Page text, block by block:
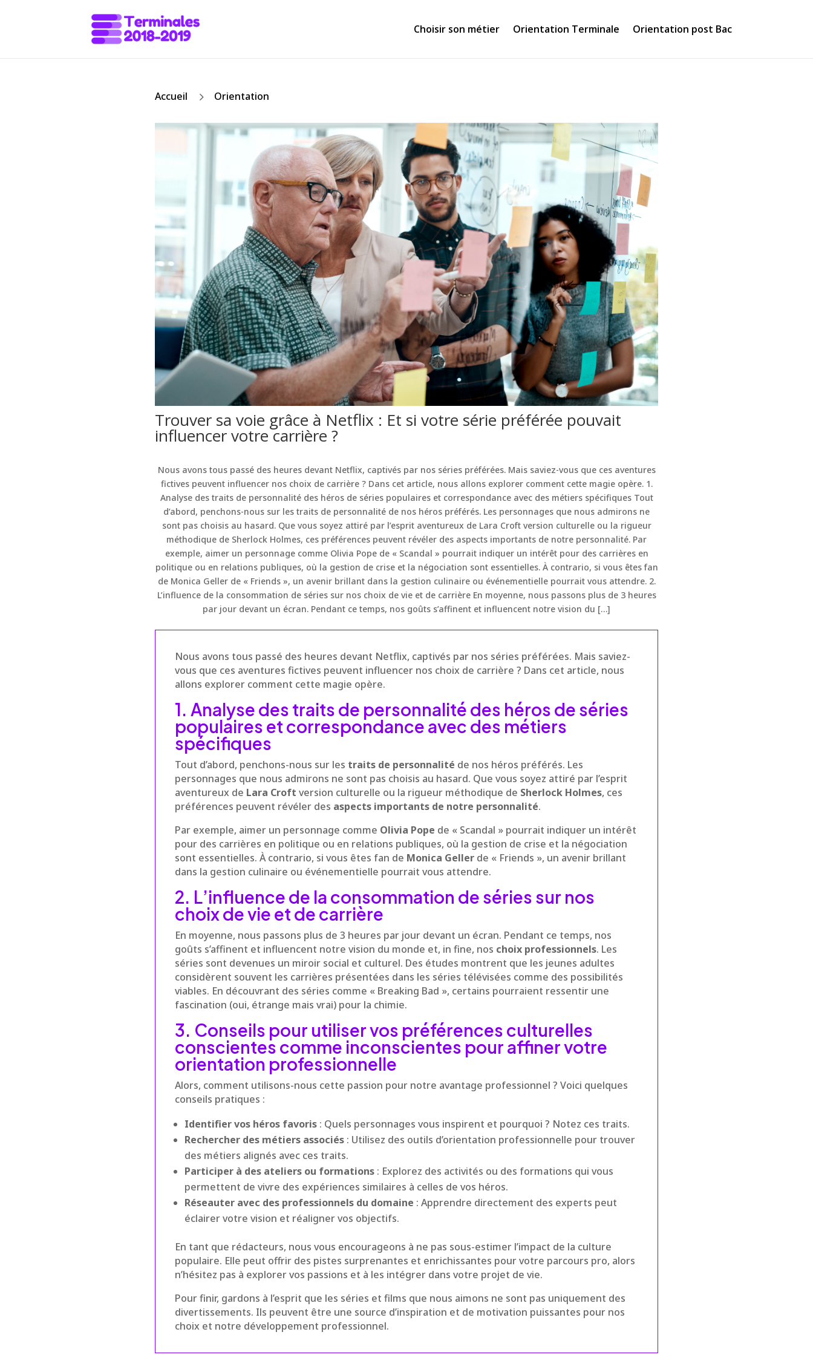
Choisir son métier Orientation Terminale Orientation post Bac
Accueil 5 Orientation
Trouver sa voie grâce à Netflix : Et si votre série préférée pouvait
influencer votre carrière ?
Nous avons tous passé des heures devant Netflix, captivés par nos séries préférées. Mais saviez-vous que ces aventures
fictives peuvent influencer nos choix de carrière ? Dans cet article, nous allons explorer comment cette magie opère. 1.
Analyse des traits de personnalité des héros de séries populaires et correspondance avec des métiers spécifiques Tout
d’abord, penchons-nous sur les traits de personnalité de nos héros préférés. Les personnages que nous admirons ne
sont pas choisis au hasard. Que vous soyez attiré par l’esprit aventureux de Lara Croft version culturelle ou la rigueur
méthodique de Sherlock Holmes, ces préférences peuvent révéler des aspects importants de notre personnalité. Par
exemple, aimer un personnage comme Olivia Pope de « Scandal » pourrait indiquer un intérêt pour des carrières en
politique ou en relations publiques, où la gestion de crise et la négociation sont essentielles. À contrario, si vous êtes fan
de Monica Geller de « Friends », un avenir brillant dans la gestion culinaire ou événementielle pourrait vous attendre. 2.
L’influence de la consommation de séries sur nos choix de vie et de carrière En moyenne, nous passons plus de 3 heures
par jour devant un écran. Pendant ce temps, nos goûts s’affinent et influencent notre vision du […]
Nous avons tous passé des heures devant Netflix, captivés par nos séries préférées. Mais saviez-
vous que ces aventures fictives peuvent influencer nos choix de carrière ? Dans cet article, nous
allons explorer comment cette magie opère.
1. Analyse des traits de personnalité des héros de séries
populaires et correspondance avec des métiers
spécifiques
Tout d’abord, penchons-nous sur les traits de personnalité de nos héros préférés. Les
personnages que nous admirons ne sont pas choisis au hasard. Que vous soyez attiré par l’esprit
aventureux de Lara Croft version culturelle ou la rigueur méthodique de Sherlock Holmes, ces
préférences peuvent révéler des aspects importants de notre personnalité.
Par exemple, aimer un personnage comme Olivia Pope de « Scandal » pourrait indiquer un intérêt
pour des carrières en politique ou en relations publiques, où la gestion de crise et la négociation
sont essentielles. À contrario, si vous êtes fan de Monica Geller de « Friends », un avenir brillant
dans la gestion culinaire ou événementielle pourrait vous attendre.
2. L’influence de la consommation de séries sur nos
choix de vie et de carrière
En moyenne, nous passons plus de 3 heures par jour devant un écran. Pendant ce temps, nos
goûts s’affinent et influencent notre vision du monde et, in fine, nos choix professionnels. Les
séries sont devenues un miroir social et culturel. Des études montrent que les jeunes adultes
considèrent souvent les carrières présentées dans les séries télévisées comme des possibilités
viables. En découvrant des séries comme « Breaking Bad », certains pourraient ressentir une
fascination (oui, étrange mais vrai) pour la chimie.
3. Conseils pour utiliser vos préférences culturelles
conscientes comme inconscientes pour affiner votre
orientation professionnelle
Alors, comment utilisons-nous cette passion pour notre avantage professionnel ? Voici quelques
conseils pratiques :
Identifier vos héros favoris : Quels personnages vous inspirent et pourquoi ? Notez ces traits.
Rechercher des métiers associés : Utilisez des outils d’orientation professionnelle pour trouver
des métiers alignés avec ces traits.
Participer à des ateliers ou formations : Explorez des activités ou des formations qui vous
permettent de vivre des expériences similaires à celles de vos héros.
Réseauter avec des professionnels du domaine : Apprendre directement des experts peut
éclairer votre vision et réaligner vos objectifs.
En tant que rédacteurs, nous vous encourageons à ne pas sous-estimer l’impact de la culture
populaire. Elle peut offrir des pistes surprenantes et enrichissantes pour votre parcours pro, alors
n’hésitez pas à explorer vos passions et à les intégrer dans votre projet de vie.
Pour finir, gardons à l’esprit que les séries et films que nous aimons ne sont pas uniquement des
divertissements. Ils peuvent être une source d’inspiration et de motivation puissantes pour nos
choix et notre développement professionnel.